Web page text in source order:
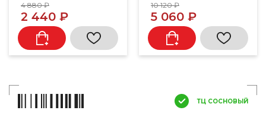
4 880 ₽
2 440 ₽
10 120 ₽
5 060 ₽
ТЦ СОСНОВЫЙ